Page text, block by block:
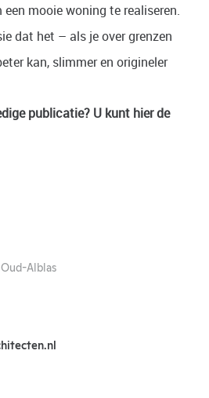
mooie woning te realiseren.
dat het – als je over grenzen
kan, slimmer en origineler
publicatie? U kunt hier de
Alblas